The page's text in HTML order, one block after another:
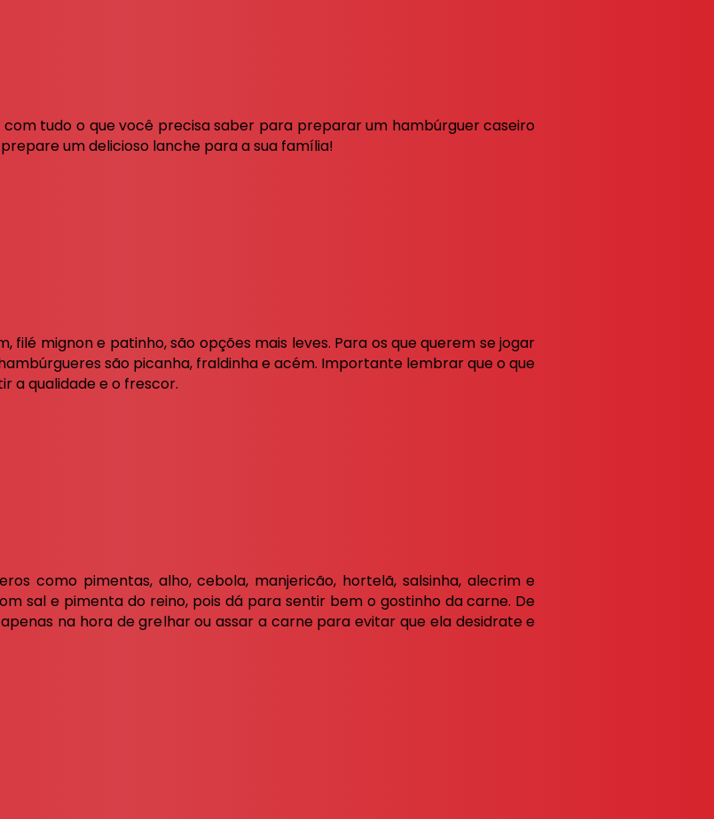
com tudo o que você precisa saber para preparar um hambúrguer caseiro
um delicioso lanche para a sua família!
filé mignon e patinho, são opções mais leves. Para os que querem se jogar
são picanha, fraldinha e acém. Importante lembrar que o que
a qualidade e o frescor.
como pimentas, alho, cebola, manjericão, hortelã, salsinha, alecrim e
sal e pimenta do reino, pois dá para sentir bem o gostinho da carne. De
na hora de grelhar ou assar a carne para evitar que ela desidrate e